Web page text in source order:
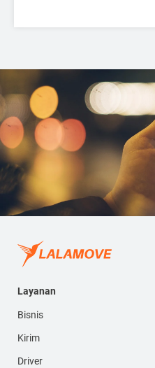
Layanan
Bisnis
Kirim
Driver